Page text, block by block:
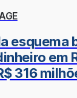
esquema
em
316